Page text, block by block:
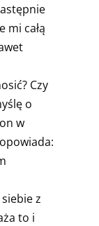
mi całą
Czy
o
w
z
to i